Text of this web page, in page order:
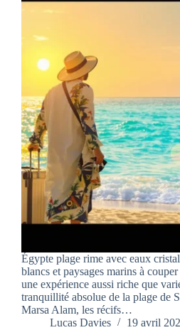
Égypte plage rime avec eaux
blancs et paysages marins à
une expérience aussi riche que
tranquillité absolue de la plage de
Marsa Alam, les récifs…
Lucas Davies
19 avril